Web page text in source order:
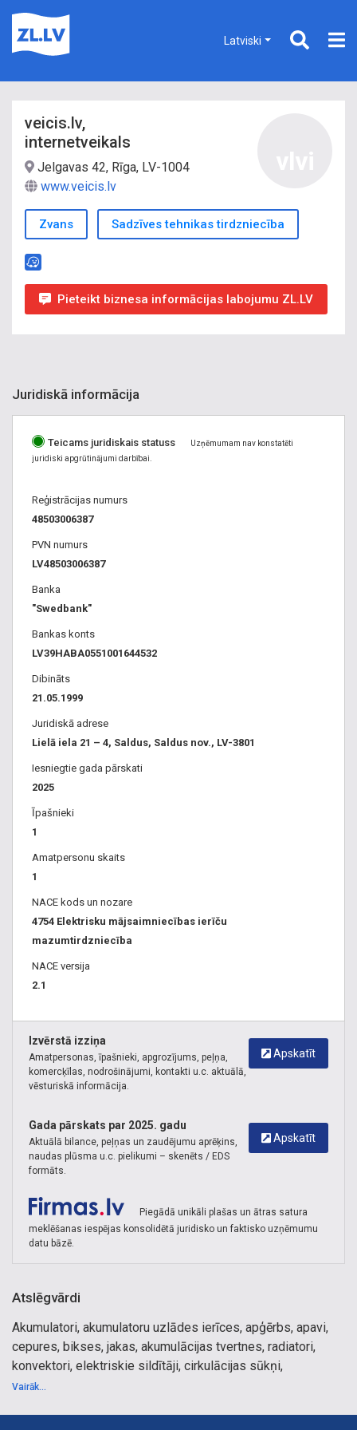
Latviski
veicis.lv,
internetveikals
Jelgavas 42, Rīga, LV-1004
www.veicis.lv
Zvans Sadzīves tehnikas tirdzniecība
Pieteikt biznesa informācijas labojumu ZL.LV
Juridiskā informācija
Teicams juridiskais statuss
Uzņēmumam nav konstatēti
juridiski apgrūtinājumi darbībai.
Reģistrācijas numurs
48503006387
PVN numurs
LV48503006387
Banka
"Swedbank"
Bankas konts
LV39HABA0551001644532
Dibināts
21.05.1999
Juridiskā adrese
Lielā iela 21 – 4, Saldus, Saldus nov., LV-3801
Iesniegtie gada pārskati
2025
Īpašnieki
1
Amatpersonu skaits
1
NACE kods un nozare
4754 Elektrisku mājsaimniecības ierīču
mazumtirdzniecība
NACE versija
2.1
Apskatīt
Izvērstā izziņa
Amatpersonas, īpašnieki, apgrozījums, peļņa,
komercķīlas, nodrošinājumi, kontakti u.c. aktuālā,
vēsturiskā informācija.
Apskatīt
Gada pārskats par 2025. gadu
Aktuālā bilance, peļņas un zaudējumu aprēķins,
naudas plūsma u.c. pielikumi – skenēts / EDS
formāts.
Piegādā unikāli plašas un ātras satura
meklēšanas iespējas konsolidētā juridisko un faktisko uzņēmumu
datu bāzē.
Atslēgvārdi
Akumulatori, akumulatoru uzlādes ierīces, apģērbs, apavi,
cepures, bikses, jakas, akumulācijas tvertnes, radiatori,
konvektori, elektriskie sildītāji, cirkulācijas sūkņi,
industriālie sildītāji, kondicionieri, ventilatori, gaisa aizkari,
Vairāk...